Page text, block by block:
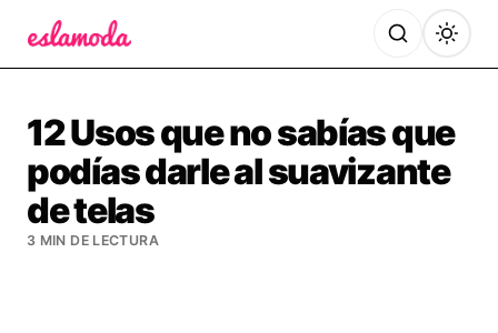
12 Usos que no sabías que
podías darle al suavizante
de telas
3 MIN DE LECTURA